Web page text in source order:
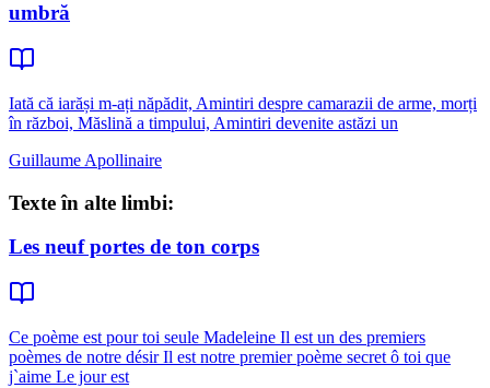
umbră
Iată că iarăși m-ați năpădit, Amintiri despre camarazii de arme, morți
în război, Măslină a timpului, Amintiri devenite astăzi un
Guillaume Apollinaire
Texte în alte limbi:
Les neuf portes de ton corps
Ce poème est pour toi seule Madeleine Il est un des premiers
poèmes de notre désir Il est notre premier poème secret ô toi que
j`aime Le jour est